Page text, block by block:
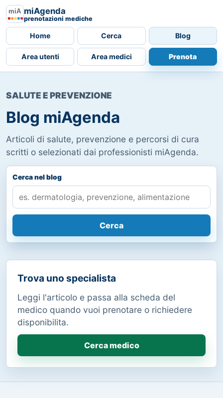
miAgenda
prenotazioni mediche
Home Cerca Blog
Area utenti Area medici Prenota
SALUTE E PREVENZIONE
Blog miAgenda
Articoli di salute, prevenzione e percorsi di cura
scritti o selezionati dai professionisti miAgenda.
Cerca nel blog
Cerca
Trova uno specialista
Leggi l'articolo e passa alla scheda del
medico quando vuoi prenotare o richiedere
disponibilita.
Cerca medico